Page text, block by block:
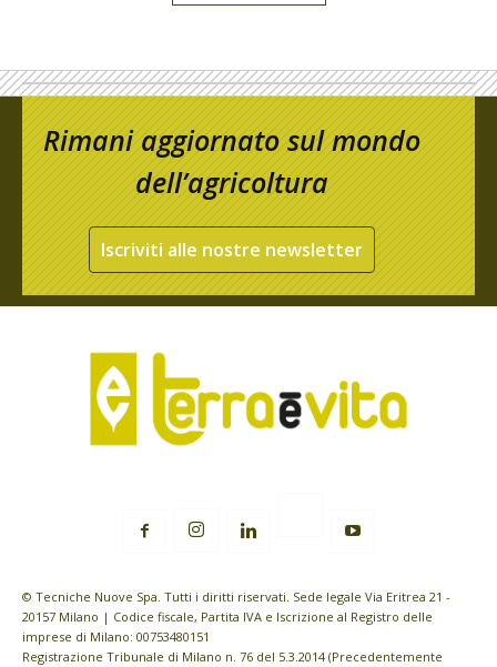
Rimani aggiornato sul mondo
dell’agricoltura
Iscriviti alle nostre newsletter
© Tecniche Nuove Spa. Tutti i diritti riservati. Sede legale Via Eritrea 21 -
20157 Milano | Codice fiscale, Partita IVA e Iscrizione al Registro delle
imprese di Milano: 00753480151
Registrazione Tribunale di Milano n. 76 del 5.3.2014 (Precedentemente